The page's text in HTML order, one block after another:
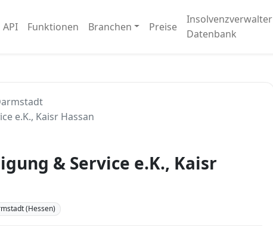
API Funktionen Branchen Preise
Insolvenzverwalter
Datenbank
e.K., Kaisr Hassan
& Service e.K., Kaisr
(Hessen)